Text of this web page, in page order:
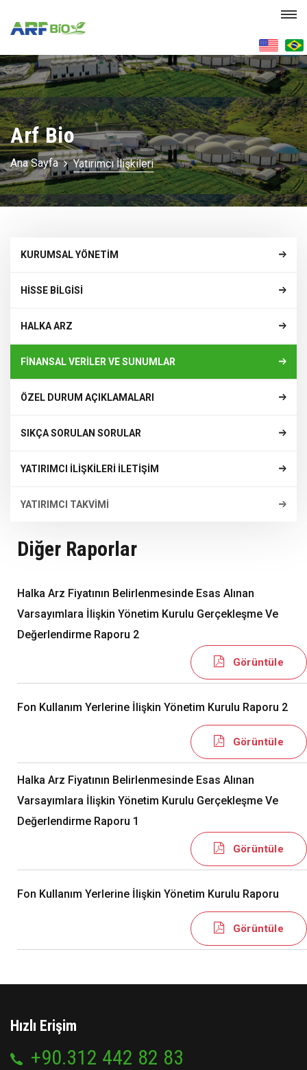
Arf Bio
Ana Sayfa Yatırımcı İlişkileri
KURUMSAL YÖNETİM
HİSSE BİLGİSİ
HALKA ARZ
FİNANSAL VERİLER VE SUNUMLAR
ÖZEL DURUM AÇIKLAMALARI
SIKÇA SORULAN SORULAR
YATIRIMCI İLİŞKİLERİ İLETİŞİM
YATIRIMCI TAKVİMİ
Diğer Raporlar
Halka Arz Fiyatının Belirlenmesinde Esas Alınan
Varsayımlara İlişkin Yönetim Kurulu Gerçekleşme Ve
Değerlendirme Raporu 2
Görüntüle
Fon Kullanım Yerlerine İlişkin Yönetim Kurulu Raporu 2
Görüntüle
Halka Arz Fiyatının Belirlenmesinde Esas Alınan
Varsayımlara İlişkin Yönetim Kurulu Gerçekleşme Ve
Değerlendirme Raporu 1
Görüntüle
Fon Kullanım Yerlerine İlişkin Yönetim Kurulu Raporu
Görüntüle
Hızlı Erişim
+90.312 442 82 83